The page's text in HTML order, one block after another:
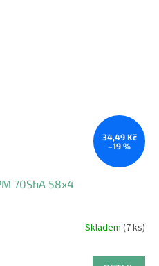
34,49 Kč
–19 %
70ShA 58x4
Skladem (7 ks)